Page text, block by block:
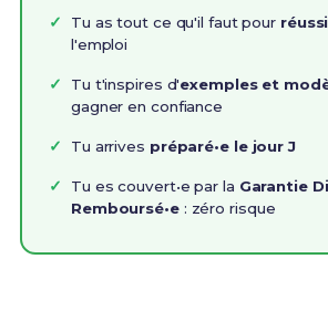
Tu as tout ce qu'il faut pour
l'emploi
Tu t'inspires d'exemples et
gagner en confiance
Tu arrives préparé•e le jour J
Tu es couvert•e par la Garantie
Remboursé•e: zéro risque